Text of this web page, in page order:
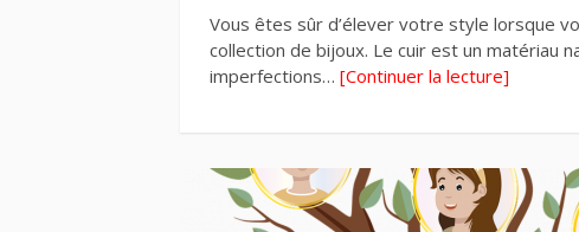
Vous êtes sûr d’élever votre style lorsque
collection de bijoux. Le cuir est un matériau
imperfections… [Continuer la lecture]